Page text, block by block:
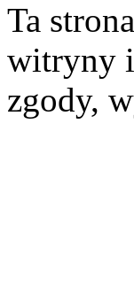
Ta
witryny i
zgody,